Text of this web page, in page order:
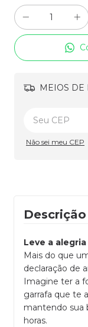
MEIOS DE
Não sei meu CEP
Leve a
Mais do que
declaração de
Imagine ter a
garrafa que te
mantendo sua
horas.